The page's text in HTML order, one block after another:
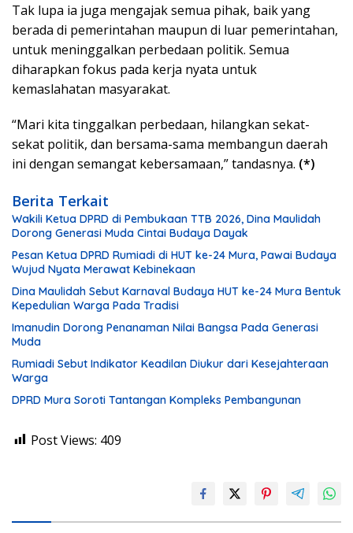
Tak lupa ia juga mengajak semua pihak, baik yang
berada di pemerintahan maupun di luar pemerintahan,
untuk meninggalkan perbedaan politik. Semua
diharapkan fokus pada kerja nyata untuk
kemaslahatan masyarakat.
“Mari kita tinggalkan perbedaan, hilangkan sekat-
sekat politik, dan bersama-sama membangun daerah
ini dengan semangat kebersamaan,” tandasnya. (*)
Berita Terkait
Wakili Ketua DPRD di Pembukaan TTB 2026, Dina Maulidah
Dorong Generasi Muda Cintai Budaya Dayak
Pesan Ketua DPRD Rumiadi di HUT ke-24 Mura, Pawai Budaya
Wujud Nyata Merawat Kebinekaan
Dina Maulidah Sebut Karnaval Budaya HUT ke-24 Mura Bentuk
Kepedulian Warga Pada Tradisi
Imanudin Dorong Penanaman Nilai Bangsa Pada Generasi
Muda
Rumiadi Sebut Indikator Keadilan Diukur dari Kesejahteraan
Warga
DPRD Mura Soroti Tantangan Kompleks Pembangunan
Post Views: 409